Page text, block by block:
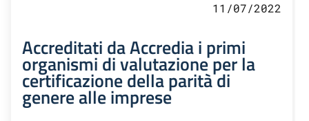
11/07/2022
Accreditati da Accredia i primi
organismi di valutazione per la
certificazione della parità di
genere alle imprese